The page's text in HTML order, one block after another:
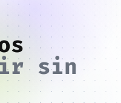
sin